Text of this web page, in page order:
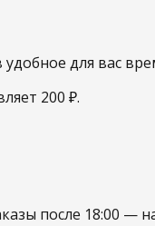
для вас
200 ₽.
после 18:00